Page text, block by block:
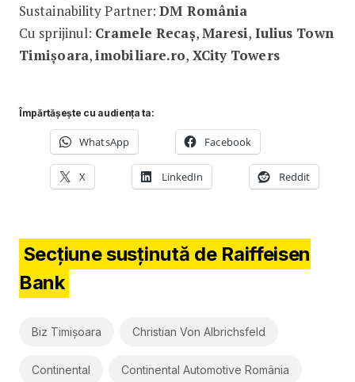
Sustainability Partner:DM România
Cu sprijinul: Cramele Recaș,Maresi, Iulius Town
Timișoara,imobiliare.ro, XCity Towers
Împărtășește cu audiența ta:
WhatsApp Facebook
X LinkedIn Reddit
Secțiune susținută de Raiffeisen
Bank
Biz Timișoara Christian Von Albrichsfeld
Continental Continental Automotive România